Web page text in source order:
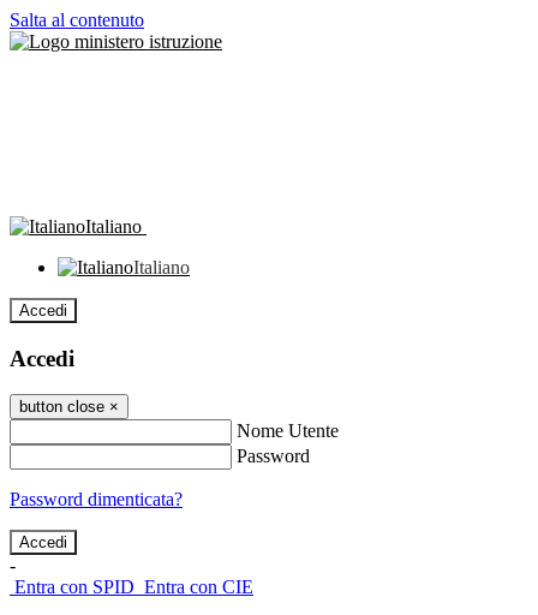
Salta al contenuto
Italiano
Italiano
Accedi
Accedi
button close ×
Nome Utente
Password
Password dimenticata?
-
Entra con SPID Entra con CIE